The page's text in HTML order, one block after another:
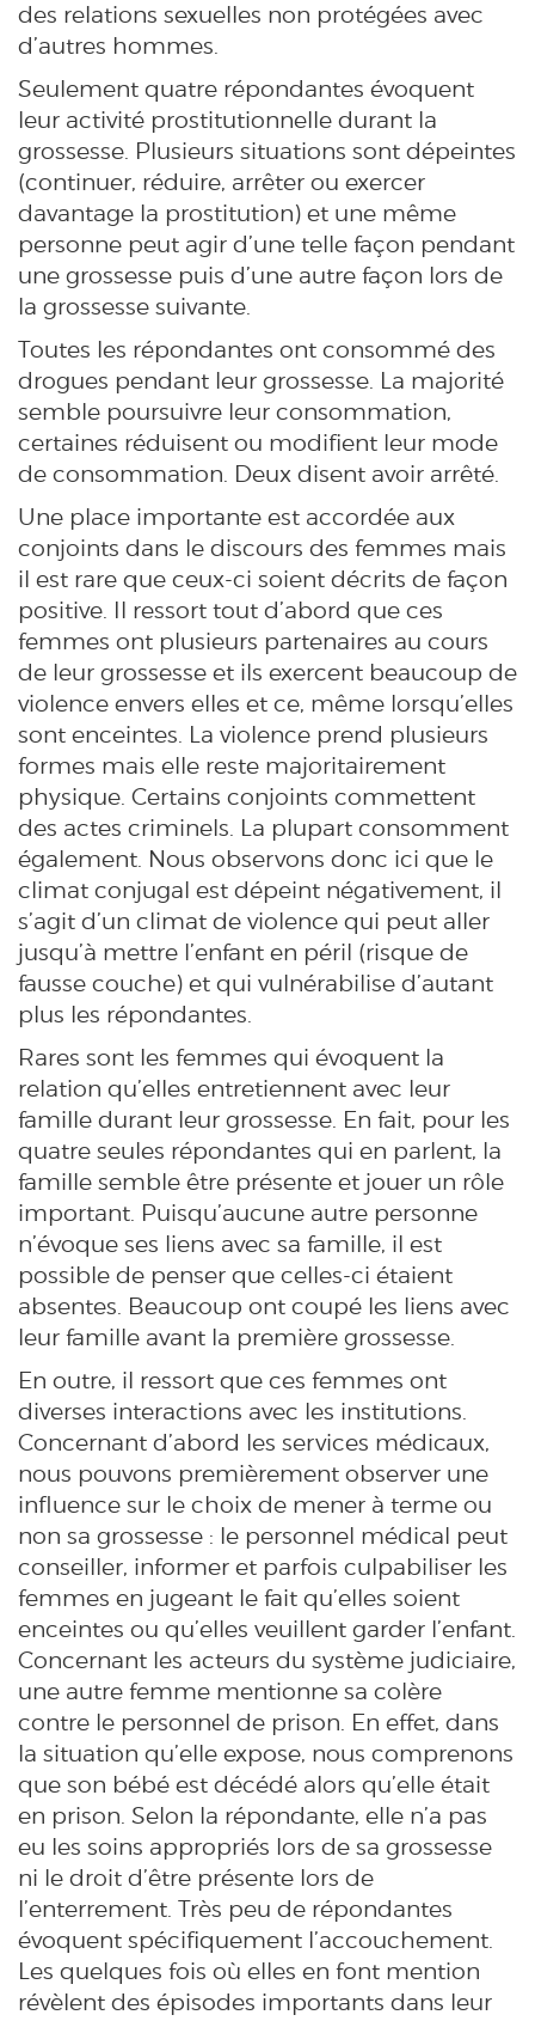
des relations sexuelles non protégées avec
d’autres hommes.
Seulement quatre répondantes évoquent
leur activité prostitutionnelle durant la
grossesse. Plusieurs situations sont dépeintes
(continuer, réduire, arrêter ou exercer
davantage la prostitution) et une même
personne peut agir d’une telle façon pendant
une grossesse puis d’une autre façon lors de
la grossesse suivante.
Toutes les répondantes ont consommé des
drogues pendant leur grossesse. La majorité
semble poursuivre leur consommation,
certaines réduisent ou modifient leur mode
de consommation. Deux disent avoir arrêté.
Une place importante est accordée aux
conjoints dans le discours des femmes mais
il est rare que ceux-ci soient décrits de façon
positive. Il ressort tout d’abord que ces
femmes ont plusieurs partenaires au cours
de leur grossesse et ils exercent beaucoup de
violence envers elles et ce, même lorsqu’elles
sont enceintes. La violence prend plusieurs
formes mais elle reste majoritairement
physique. Certains conjoints commettent
des actes criminels. La plupart consomment
également. Nous observons donc ici que le
climat conjugal est dépeint négativement, il
s’agit d’un climat de violence qui peut aller
jusqu’à mettre l’enfant en péril (risque de
fausse couche) et qui vulnérabilise d’autant
plus les répondantes.
Rares sont les femmes qui évoquent la
relation qu’elles entretiennent avec leur
famille durant leur grossesse. En fait, pour les
quatre seules répondantes qui en parlent, la
famille semble être présente et jouer un rôle
important. Puisqu’aucune autre personne
n’évoque ses liens avec sa famille, il est
possible de penser que celles-ci étaient
absentes. Beaucoup ont coupé les liens avec
leur famille avant la première grossesse.
En outre, il ressort que ces femmes ont
diverses interactions avec les institutions.
Concernant d’abord les services médicaux,
nous pouvons premièrement observer une
influence sur le choix de mener à terme ou
non sa grossesse : le personnel médical peut
conseiller, informer et parfois culpabiliser les
femmes en jugeant le fait qu’elles soient
enceintes ou qu’elles veuillent garder l’enfant.
Concernant les acteurs du système judiciaire,
une autre femme mentionne sa colère
contre le personnel de prison. En effet, dans
la situation qu’elle expose, nous comprenons
que son bébé est décédé alors qu’elle était
en prison. Selon la répondante, elle n’a pas
eu les soins appropriés lors de sa grossesse
ni le droit d’être présente lors de
l’enterrement. Très peu de répondantes
évoquent spécifiquement l’accouchement.
Les quelques fois où elles en font mention
révèlent des épisodes importants dans leur